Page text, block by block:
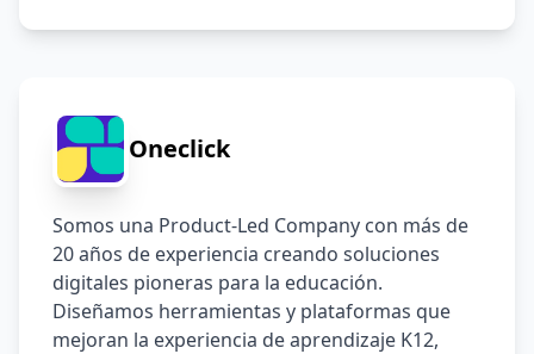
Oneclick
Somos una Product-Led Company con más de
20 años de experiencia creando soluciones
digitales pioneras para la educación.
Diseñamos herramientas y plataformas que
mejoran la experiencia de aprendizaje K12,